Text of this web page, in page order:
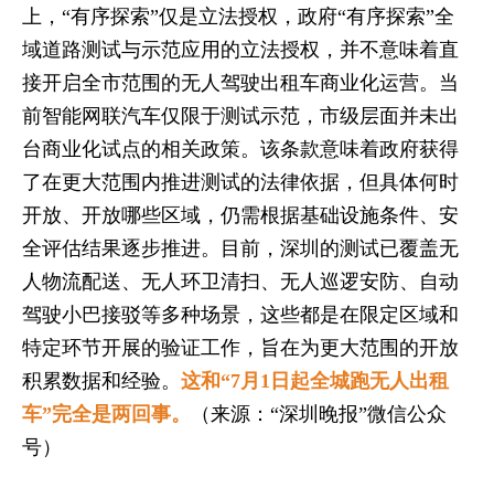
上，“有序探索”仅是立法授权，政府“‌有序探索‌”全
域道路测试与示范应用的‌立法授权‌，并不意味着直
接开启全市范围的无人驾驶出租车商业化运营。当
前智能网联汽车仅限于测试示范，市级层面并未出
台商业化试点的相关政策。该条款意味着政府获得
了在更大范围内推进测试的法律依据，但具体何时
开放、开放哪些区域，仍需根据基础设施条件、安
全评估结果逐步推进。目前，深圳的测试已覆盖无
人物流配送、无人环卫清扫、无人巡逻安防、自动
驾驶小巴接驳等多种场景，这些都是在限定区域和
特定环节开展的验证工作，旨在为更大范围的开放
积累数据和经验。 这和“7月1日起全城跑无人出租
车”完全是两回事。
（来源：“深圳晚报”微信公众
号）